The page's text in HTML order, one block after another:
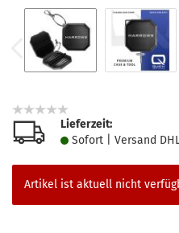
Lieferzeit:
Sofort | Versand
Artikel ist aktuell nicht